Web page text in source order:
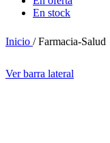
En stock
Inicio / Farmacia-Salud
Ver barra lateral